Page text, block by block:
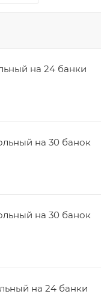
на 24 банки
на 30 банок
на 30 банок
на 24 банки